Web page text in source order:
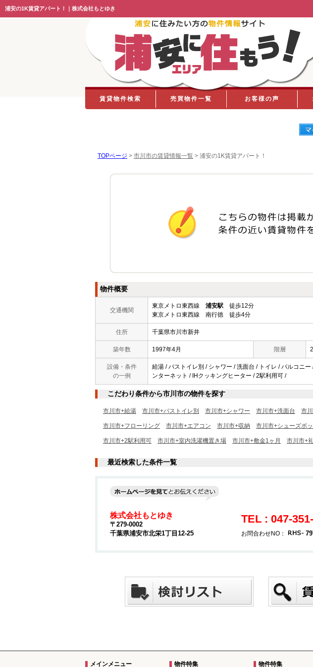
浦安の1K賃貸アパート！｜株式会社もとゆき
賃貸物件検索 売買物件一覧 お客様の声
TOPページ > 市川市の賃貸情報一覧 > 浦安の1K賃貸アパート！
物件概要
交通機関
東京メトロ東西線 浦安駅 徒歩12分
東京メトロ東西線 南行徳 徒歩4分
住所 千葉県市川市新井
築年数 1997年4月 階層
設備・条件
の一例
給湯 / バストイレ別 / シャワー / 洗面台 / トイレ / バルコニ
ンターネット / IHクッキングヒーター / 2駅利用可 /
こだわり条件から市川市の物件を探す
市川市+給湯 市川市+バストイレ別 市川市+シャワー 市川市+洗面台 市
市川市+フローリング 市川市+エアコン 市川市+収納 市川市+シューズボ
市川市+2駅利用可 市川市+室内洗濯機置き場 市川市+敷金1ヶ月 市川市+
最近検索した条件一覧
株式会社もとゆき
〒279-0002
千葉県浦安市北栄1丁目12-25
TEL : 047-
お問合わせNO：
メインメニュー 物件特集 物件特集